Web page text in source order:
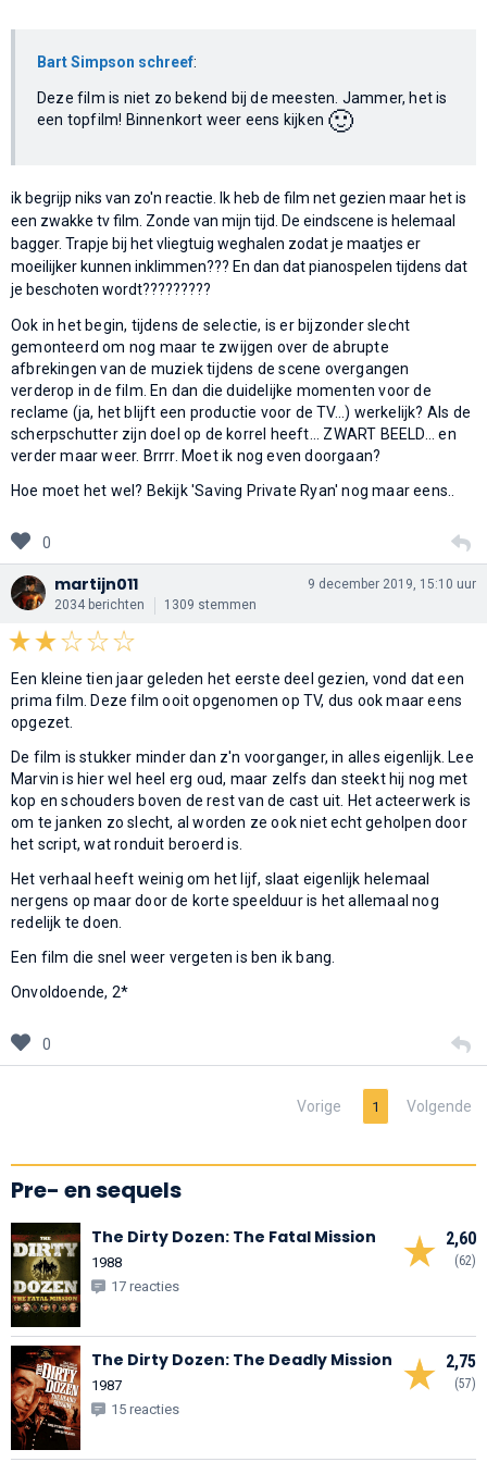
Bart Simpson schreef:
Deze film is niet zo bekend bij de meesten. Jammer, het is
een topfilm! Binnenkort weer eens kijken 🙂
ik begrijp niks van zo'n reactie. Ik heb de film net gezien maar het is
een zwakke tv film. Zonde van mijn tijd. De eindscene is helemaal
bagger. Trapje bij het vliegtuig weghalen zodat je maatjes er
moeilijker kunnen inklimmen??? En dan dat pianospelen tijdens dat
je beschoten wordt?????????
Ook in het begin, tijdens de selectie, is er bijzonder slecht
gemonteerd om nog maar te zwijgen over de abrupte
afbrekingen van de muziek tijdens de scene overgangen
verderop in de film. En dan die duidelijke momenten voor de
reclame (ja, het blijft een productie voor de TV...) werkelijk? Als de
scherpschutter zijn doel op de korrel heeft... ZWART BEELD... en
verder maar weer. Brrrr. Moet ik nog even doorgaan?
Hoe moet het wel? Bekijk 'Saving Private Ryan' nog maar eens..
0
martijn011
2034 berichten 1309 stemmen
9 december 2019, 15:10 uur
Een kleine tien jaar geleden het eerste deel gezien, vond dat een
prima film. Deze film ooit opgenomen op TV, dus ook maar eens
opgezet.
De film is stukker minder dan z'n voorganger, in alles eigenlijk. Lee
Marvin is hier wel heel erg oud, maar zelfs dan steekt hij nog met
kop en schouders boven de rest van de cast uit. Het acteerwerk is
om te janken zo slecht, al worden ze ook niet echt geholpen door
het script, wat ronduit beroerd is.
Het verhaal heeft weinig om het lijf, slaat eigenlijk helemaal
nergens op maar door de korte speelduur is het allemaal nog
redelijk te doen.
Een film die snel weer vergeten is ben ik bang.
Onvoldoende, 2*
0
Vorige 1 Volgende
Pre- en sequels
2,60
(62)
The Dirty Dozen: The Fatal Mission
1988
17 reacties
2,75
(57)
The Dirty Dozen: The Deadly Mission
1987
15 reacties